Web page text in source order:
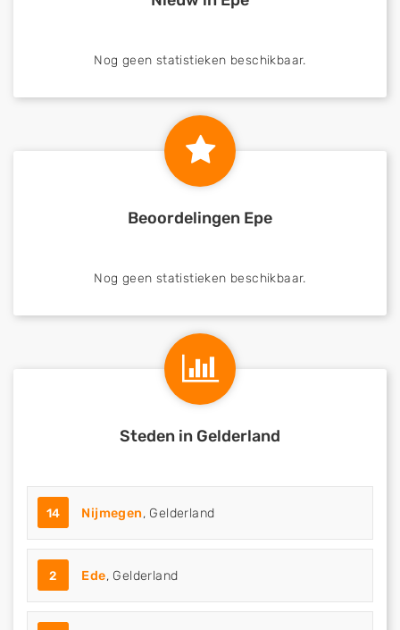
Nog geen statistieken beschikbaar.
Beoordelingen Epe
Nog geen statistieken beschikbaar.
Steden in Gelderland
14 Nijmegen, Gelderland
2 Ede, Gelderland